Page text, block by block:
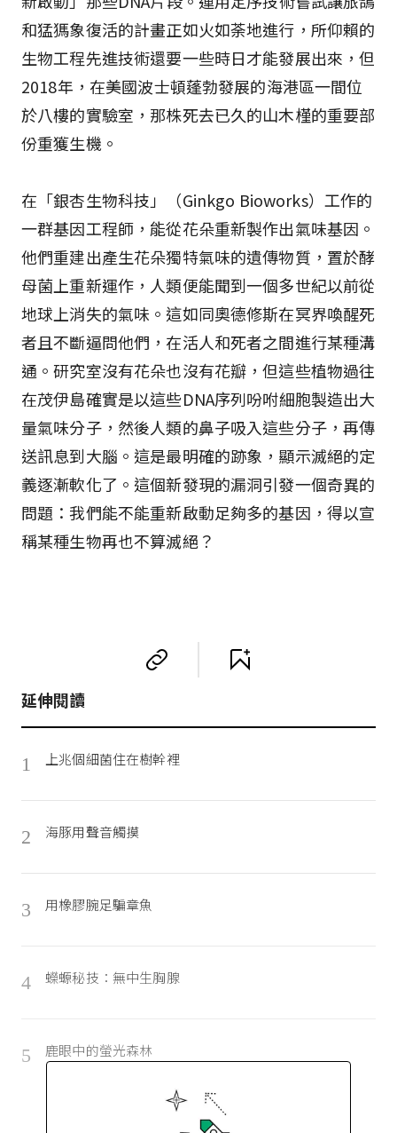
和猛獁象復活的計畫正如火如荼地進行，所仰賴的
生物工程先進技術還要一些時日才能發展出來，但
2018年，在美國波士頓蓬勃發展的海港區一間位
於八樓的實驗室，那株死去已久的山木槿的重要部
份重獲生機。
在「銀杏生物科技」（Ginkgo Bioworks）工作的
一群基因工程師，能從花朵重新製作出氣味基因。
他們重建出產生花朵獨特氣味的遺傳物質，置於酵
母菌上重新運作，人類便能聞到一個多世紀以前從
地球上消失的氣味。這如同奧德修斯在冥界喚醒死
者且不斷逼問他們，在活人和死者之間進行某種溝
通。研究室沒有花朵也沒有花瓣，但這些植物過往
在茂伊島確實是以這些DNA序列吩咐細胞製造出大
量氣味分子，然後人類的鼻子吸入這些分子，再傳
送訊息到大腦。這是最明確的跡象，顯示滅絕的定
義逐漸軟化了。這個新發現的漏洞引發一個奇異的
問題：我們能不能重新啟動足夠多的基因，得以宣
稱某種生物再也不算滅絕？
延伸閱讀
1 上兆個細菌住在樹幹裡
2 海豚用聲音觸摸
3 用橡膠腕足騙章魚
4 蠑螈秘技：無中生胸腺
5 鹿眼中的螢光森林